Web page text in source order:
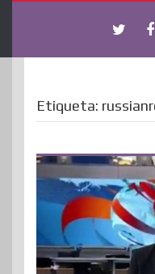
Etiqueta: